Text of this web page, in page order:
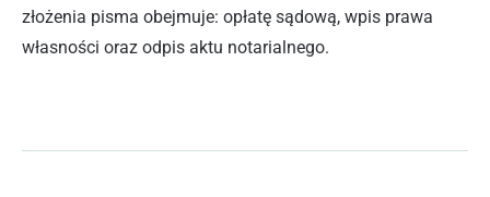
złożenia pisma obejmuje: opłatę sądową, wpis prawa
własności oraz odpis aktu notarialnego.